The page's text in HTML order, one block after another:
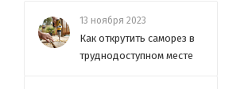
13 ноября 2023
Как открутить саморез в
труднодоступном месте